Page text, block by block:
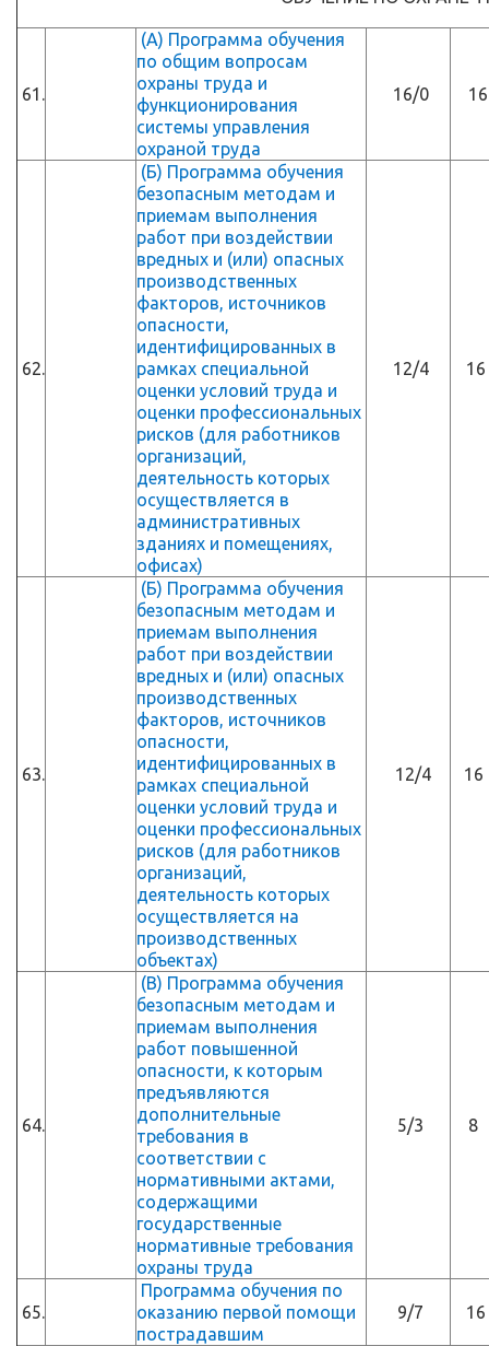
61.
(А) Программа обучения
по общим вопросам
охраны труда и
функционирования
системы управления
охраной труда
16/0 16
62.
(Б) Программа обучения
безопасным методам и
приемам выполнения
работ при воздействии
вредных и (или) опасных
производственных
факторов, источников
опасности,
идентифицированных в
рамках специальной
оценки условий труда и
оценки профессиональных
рисков (для работников
организаций,
деятельность которых
осуществляется в
административных
зданиях и помещениях,
офисах)
12/4 16
63.
(Б) Программа обучения
безопасным методам и
приемам выполнения
работ при воздействии
вредных и (или) опасных
производственных
факторов, источников
опасности,
идентифицированных в
рамках специальной
оценки условий труда и
оценки профессиональных
рисков (для работников
организаций,
деятельность которых
осуществляется на
производственных
объектах)
12/4
64.
(В) Программа обучения
безопасным методам и
приемам выполнения
работ повышенной
опасности, к которым
предъявляются
дополнительные
требования в
соответствии с
нормативными актами,
содержащими
государственные
нормативные требования
охраны труда
5/3 8
65.
Программа обучения по
оказанию первой помощи
пострадавшим
9/7 16